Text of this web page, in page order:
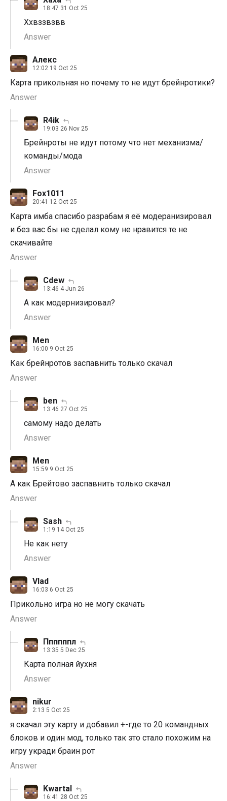
18:47 31 Oct 25
Ххвззвзвв
Answer
Алекс
12:02 19 Oct 25
Карта прикольная но почему то не идут брейнротики?
Answer
R4ik
19:03 26 Nov 25
Брейнроты не идут потому что нет механизма/
команды/мода
Answer
Fox1011
20:41 12 Oct 25
Карта имба спасибо разрабам я её модеранизировал
и без вас бы не сделал кому не нравится те не
скачивайте
Answer
Cdew
13:46 4 Jun 26
А как модернизировал?
Answer
Men
16:00 9 Oct 25
Как брейнротов заспавнить только скачал
Answer
ben
13:46 27 Oct 25
самому надо делать
Answer
Men
15:59 9 Oct 25
А как Брейтово заспавнить только скачал
Answer
Sash
1:19 14 Oct 25
Не как нету
Answer
Vlad
16:03 6 Oct 25
Прикольно игра но не могу скачать
Answer
Ппппппл
13:35 5 Dec 25
Карта полная йухня
Answer
nikur
2:13 5 Oct 25
я скачал эту карту и добавил +-где то 20 командных
блоков и один мод, только так это стало похожим на
игру укради браин рот
Answer
Kwartal
16:41 28 Oct 25